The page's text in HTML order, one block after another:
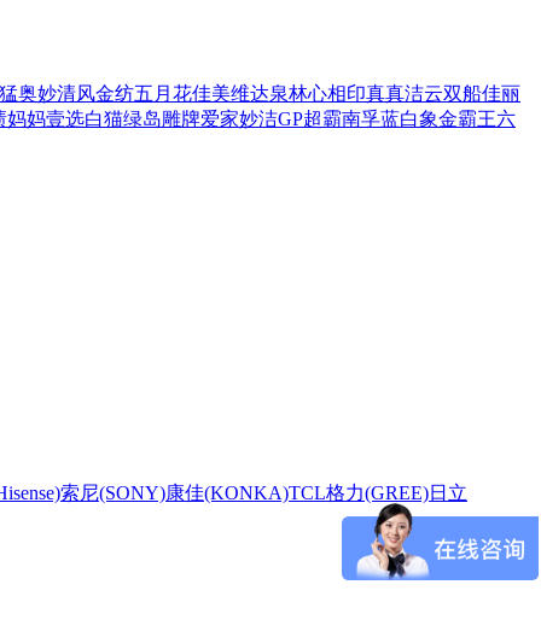
奥妙清风金纺五月花佳美维达泉林心相印真真洁云双船佳丽
妈妈壹选白猫绿岛雕牌爱家妙洁GP超霸南孚蓝白象金霸王六
索尼(SONY)康佳(KONKA)TCL格力(GREE)日立